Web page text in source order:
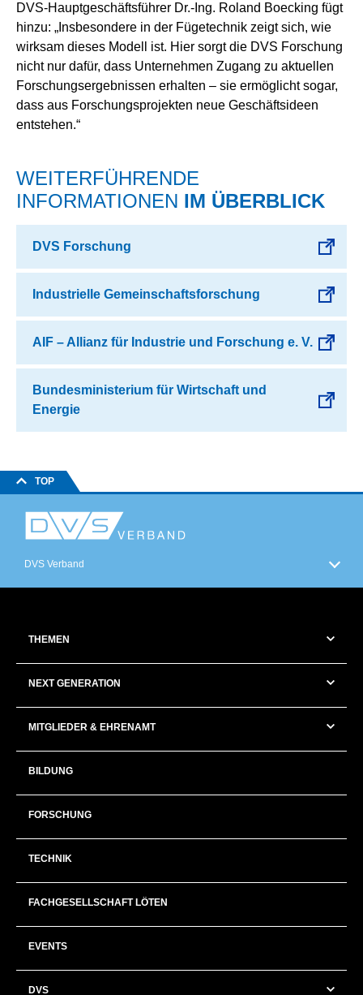
DVS-Hauptgeschäftsführer Dr.-Ing. Roland Boecking fügt
hinzu: „Insbesondere in der Fügetechnik zeigt sich, wie
wirksam dieses Modell ist. Hier sorgt die DVS Forschung
nicht nur dafür, dass Unternehmen Zugang zu aktuellen
Forschungsergebnissen erhalten – sie ermöglicht sogar,
dass aus Forschungsprojekten neue Geschäftsideen
entstehen.“
WEITERFÜHRENDE
INFORMATIONEN IM ÜBERBLICK
DVS Forschung
Industrielle Gemeinschaftsforschung
AIF – Allianz für Industrie und Forschung e. V.
Bundesministerium für Wirtschaft und
Energie
TOP
DVS Verband
THEMEN
NEXT GENERATION
MITGLIEDER & EHRENAMT
BILDUNG
FORSCHUNG
TECHNIK
FACHGESELLSCHAFT LÖTEN
EVENTS
DVS